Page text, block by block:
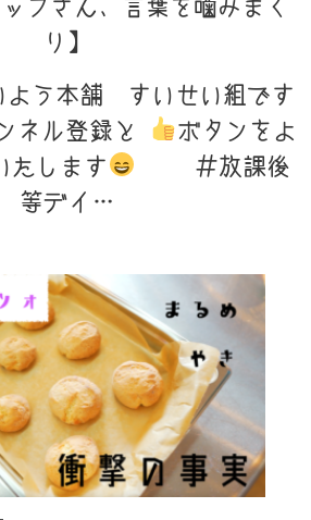
ッフさん、言葉を噛みまく
り】
本舗 すいせい組です
ル登録と
ボタンをよ
たします
＃放課後
等デイ…